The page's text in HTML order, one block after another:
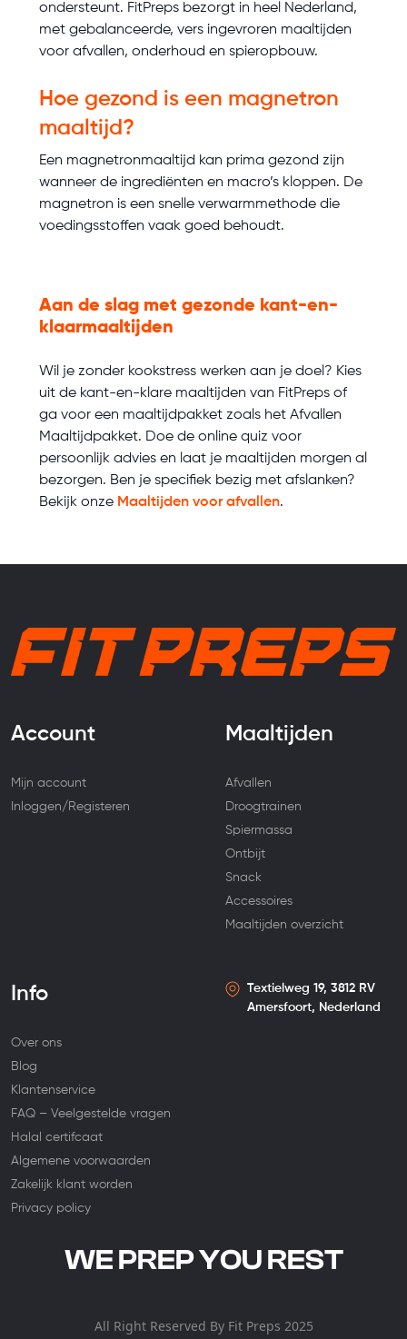
ondersteunt. FitPreps bezorgt in heel Nederland,
met gebalanceerde, vers ingevroren maaltijden
voor afvallen, onderhoud en spieropbouw.
Hoe gezond is een magnetron
maaltijd?
Een magnetronmaaltijd kan prima gezond zijn
wanneer de ingrediënten en macro’s kloppen. De
magnetron is een snelle verwarmmethode die
voedingsstoffen vaak goed behoudt.
Aan de slag met gezonde kant-en-
klaarmaaltijden
Wil je zonder kookstress werken aan je doel? Kies
uit de kant-en-klare maaltijden van FitPreps of
ga voor een maaltijdpakket zoals het Afvallen
Maaltijdpakket. Doe de online quiz voor
persoonlijk advies en laat je maaltijden morgen al
bezorgen. Ben je specifiek bezig met afslanken?
Bekijk onze Maaltijden voor afvallen.
Account
Mijn account
Inloggen/Registeren
Maaltijden
Afvallen
Droogtrainen
Spiermassa
Ontbijt
Snack
Accessoires
Maaltijden overzicht
Info
Over ons
Blog
Klantenservice
FAQ – Veelgestelde vragen
Halal certifcaat
Algemene voorwaarden
Zakelijk klant worden
Privacy policy
Textielweg 19, 3812 RV
Amersfoort, Nederland
WE PREP YOU REST
All Right Reserved By Fit Preps 2025